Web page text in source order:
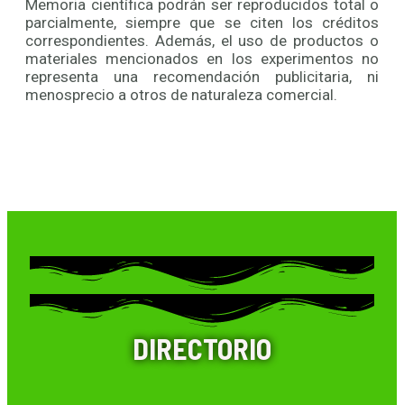
Memoria científica podrán ser reproducidos total o
parcialmente, siempre que se citen los créditos
correspondientes. Además, el uso de productos o
materiales mencionados en los experimentos no
representa una recomendación publicitaria, ni
menosprecio a otros de naturaleza comercial.
DIRECTORIO